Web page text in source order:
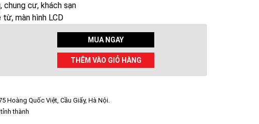
chung cư, khách sạn
từ, màn hình LCD
MUA NGAY
THÊM VÀO GIỎ HÀNG
Hoàng Quốc Việt, Cầu Giấy, Hà Nội.
thành